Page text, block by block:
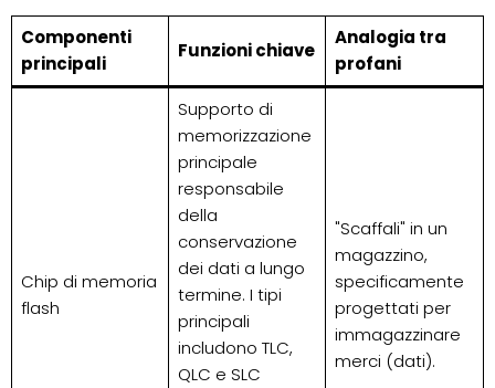
Componenti
principali
Funzioni chiave
Analogia tra
profani
Chip di memoria
flash
Supporto di
memorizzazione
principale
responsabile
della
conservazione
dei dati a lungo
termine. I tipi
principali
includono TLC,
QLC e SLC
"Scaffali" in un
magazzino,
specificamente
progettati per
immagazzinare
merci (dati).